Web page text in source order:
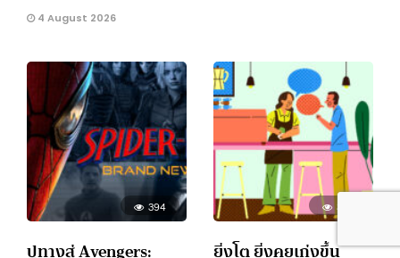
4 August 2026
394
ปูทางสู่ Avengers:
337
ยิ่งโต ยิ่งคุยเก่งขึ้น